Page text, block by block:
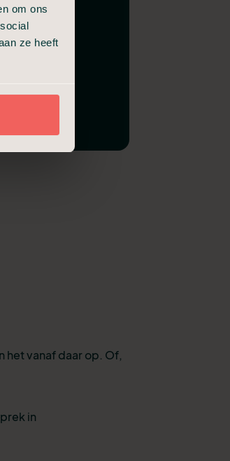
om ons
ze heeft
het vanaf daar op. Of,
in